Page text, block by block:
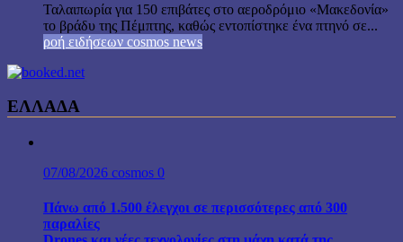
Ταλαιπωρία για 150 επιβάτες στο αεροδρόμιο «Μακεδονία»
το βράδυ της Πέμπτης, καθώς εντοπίστηκε ένα πτηνό σε...
ροή ειδήσεων cosmos news
ΕΛΛΑΔΑ
07/08/2026 cosmos 0
Πάνω από 1.500 έλεγχοι σε περισσότερες από 300
παραλίες